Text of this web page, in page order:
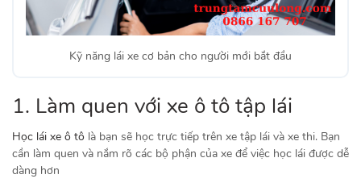
Kỹ năng lái xe cơ bản cho người mới bắt đầu
1. Làm quen với xe ô tô tập lái
Học lái xe ô tô là bạn sẽ học trực tiếp trên xe tập lái và xe thi. Bạn
cần làm quen và nắm rõ các bộ phận của xe để việc học lái được dễ
dàng hơn